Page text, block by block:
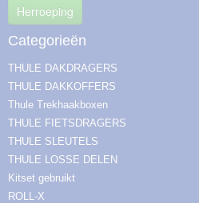
Herroeping
Categorieën
THULE DAKDRAGERS
THULE DAKKOFFERS
Thule Trekhaakboxen
THULE FIETSDRAGERS
THULE SLEUTELS
THULE LOSSE DELEN
Kitset gebruikt
ROLL-X